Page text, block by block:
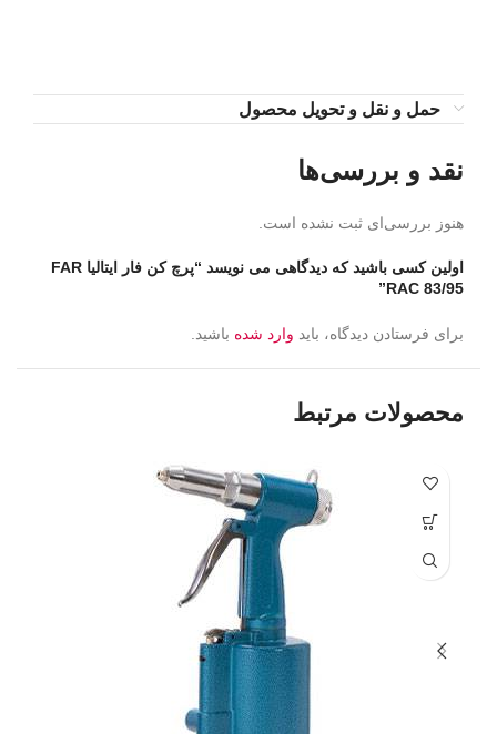
حمل و نقل و تحویل محصول
نقد و بررسی‌ها
هنوز بررسی‌ای ثبت نشده است.
اولین کسی باشید که دیدگاهی می نویسد “پرچ کن فار ایتالیا FAR
RAC 83/95”
برای فرستادن دیدگاه، باید وارد شده باشید.
محصولات مرتبط